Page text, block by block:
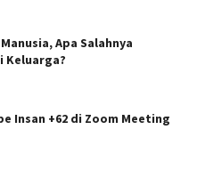
Apa Salahnya
Keluarga?
Insan +62 di Zoom Meeting